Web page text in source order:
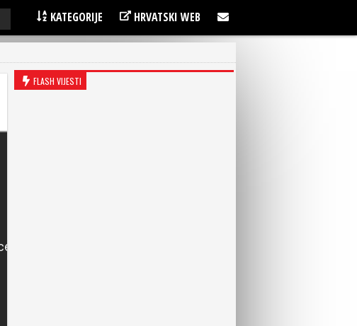
KATEGORIJE HRVATSKI WEB
FLASH VIJESTI